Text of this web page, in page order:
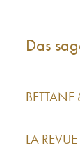
Das
BETTANE
LA